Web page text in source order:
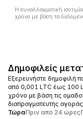
Η συναλλαγματική
χρόνο με βάση τα
Δημοφιλείς
Εξερευνήστε δημοφιλή
από 0,001 LTC έως 100
χρόνο με βάση τις
διαπραγματευτής
ΤώραΠριν από 24 ώρες